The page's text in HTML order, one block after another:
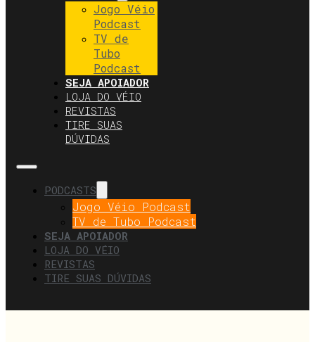
Jogo Véio
Podcast
TV de
Tubo
Podcast
SEJA APOIADOR
LOJA DO VÉIO
REVISTAS
TIRE SUAS
DÚVIDAS
PODCASTS
Jogo Véio Podcast
TV de Tubo Podcast
SEJA APOIADOR
LOJA DO VÉIO
REVISTAS
TIRE SUAS DÚVIDAS